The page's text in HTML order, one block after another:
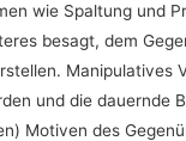
wie Spaltung und
besagt, dem
Manipulatives
und die dauernde
Motiven des